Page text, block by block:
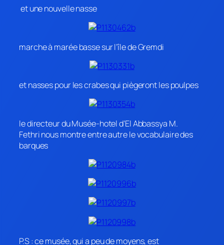
et une nouvelle nasse
marche à marée basse sur l’île de Gremdi
et nasses pour les crabes qui piègeront les poulpes
le directeur du Musée-hotel d’El Abbassya M.
Fethri nous montre entre autre le vocabulaire des
barques
P.S : ce musée, qui a peu de moyens, est